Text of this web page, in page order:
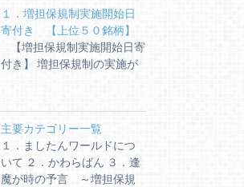
１．増担保規制実施開始日
寄付き 【上位５０銘柄】
【増担保規制実施開始日寄
付き】 増担保規制の実施が
主要カテゴリー一覧
１．ましたんワールドにつ
いて ２．かわらばん ３．逢
魔が時の予言 ～増担保規